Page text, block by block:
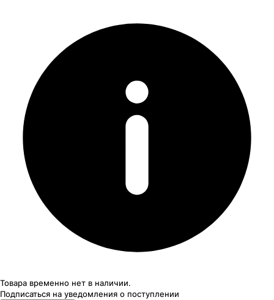
Товара временно нет в наличии.
Подписаться на уведомления о поступлении